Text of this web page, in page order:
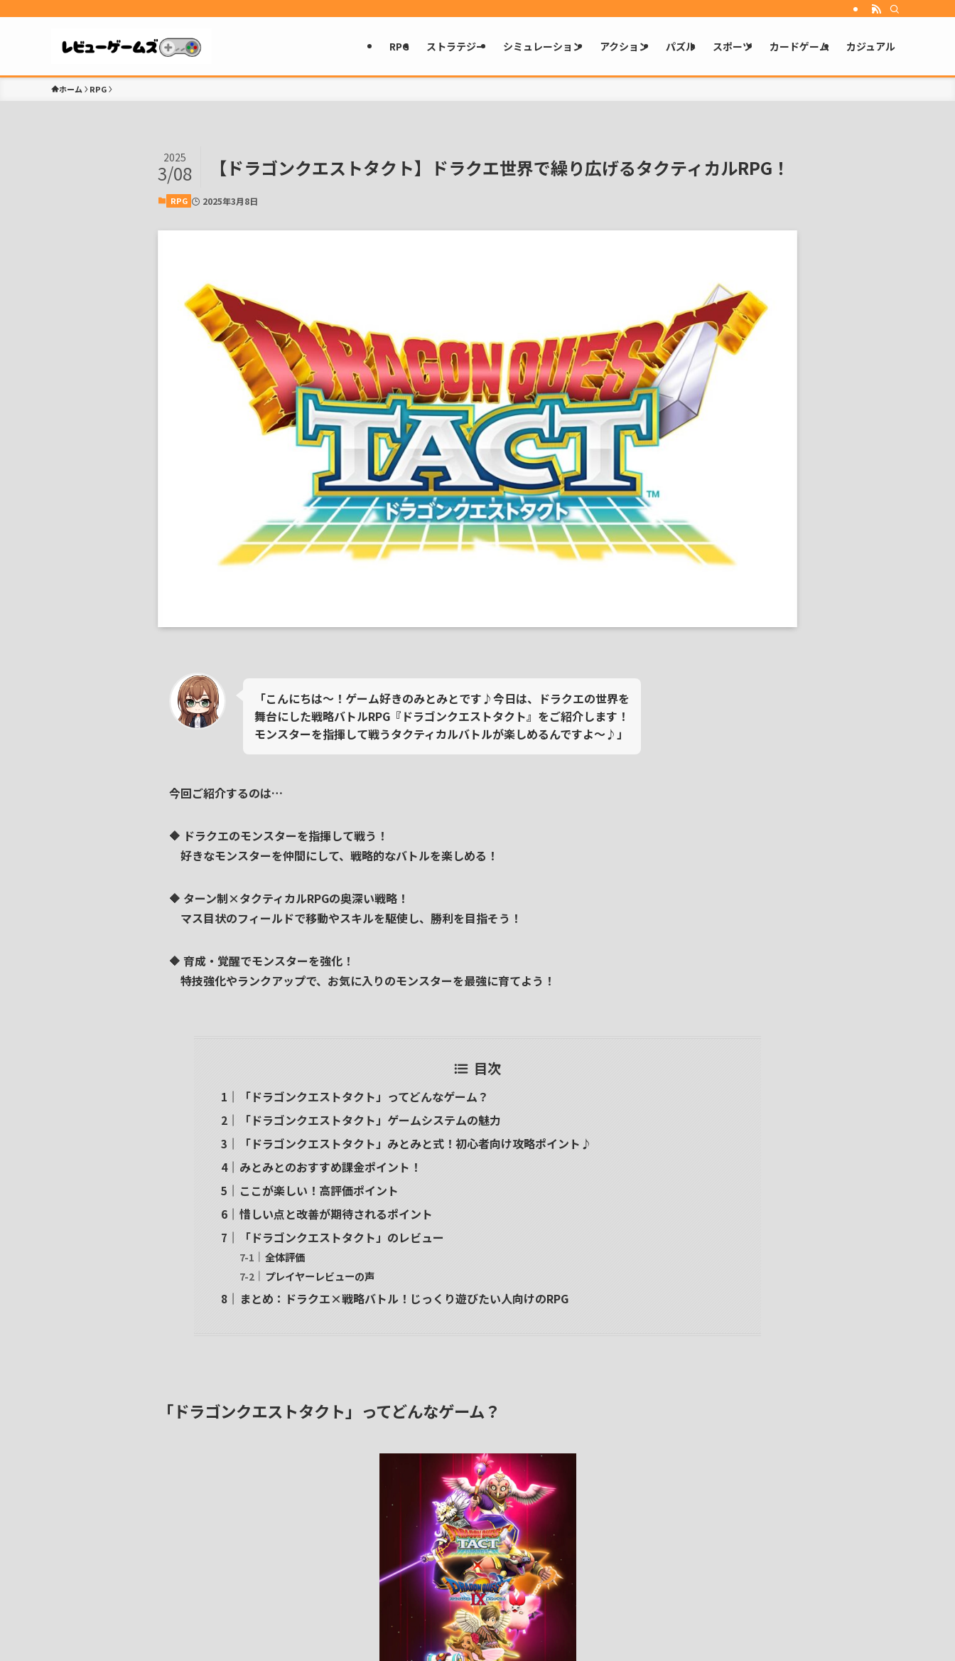
RPG ストラテジー シミュレーション アクション パズル スポーツ カードゲーム カジュアル
ホーム RPG
【ドラゴンクエストタクト】ドラクエ世界で繰り広げるタクティカルRPG！
2025
3/08
RPG 2025年3月8日
「こんにちは～！ゲーム好きのみとみとです♪今日は、ドラクエの世界を
舞台にした戦略バトルRPG『ドラゴンクエストタクト』をご紹介します！
モンスターを指揮して戦うタクティカルバトルが楽しめるんですよ～♪」
今回ご紹介するのは…
🔶 ドラクエのモンスターを指揮して戦う！
好きなモンスターを仲間にして、戦略的なバトルを楽しめる！
🔶 ターン制×タクティカルRPGの奥深い戦略！
マス目状のフィールドで移動やスキルを駆使し、勝利を目指そう！
🔶 育成・覚醒でモンスターを強化！
特技強化やランクアップで、お気に入りのモンスターを最強に育てよう！
目次
「ドラゴンクエストタクト」ってどんなゲーム？
「ドラゴンクエストタクト」ゲームシステムの魅力
「ドラゴンクエストタクト」みとみと式！初心者向け攻略ポイント♪
みとみとのおすすめ課金ポイント！
ここが楽しい！高評価ポイント
惜しい点と改善が期待されるポイント
「ドラゴンクエストタクト」のレビュー
全体評価
プレイヤーレビューの声
まとめ：ドラクエ×戦略バトル！じっくり遊びたい人向けのRPG
「ドラゴンクエストタクト」ってどんなゲーム？